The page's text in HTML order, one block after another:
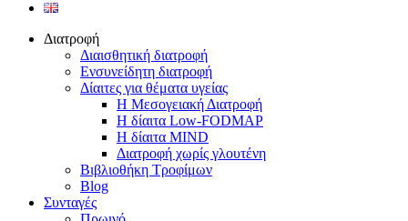
Διατροφή
Διαισθητική διατροφή
Ενσυνείδητη διατροφή
Δίαιτες για θέματα υγείας
Η Μεσογειακή Διατροφή
Η δίαιτα Low-FODMAP
Η δίαιτα MIND
Διατροφή χωρίς γλουτένη
Βιβλιοθήκη Τροφίμων
Blog
Συνταγές